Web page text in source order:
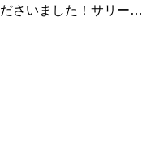
ださいました！サリー…